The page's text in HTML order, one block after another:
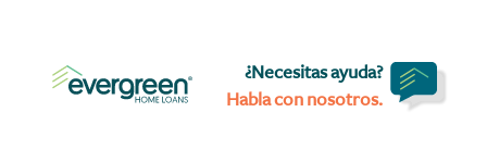
¿Necesitas ayuda?
Habla con nosotros.